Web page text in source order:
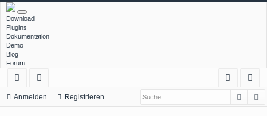
Download
Plugins
Dokumentation
Demo
Blog
Forum
ch
or
Anmelden Registrieren